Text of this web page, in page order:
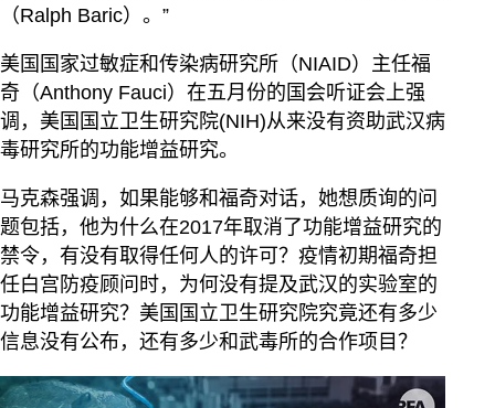
（Ralph Baric）。”
美国国家过敏症和传染病研究所（NIAID）主任福
奇（Anthony Fauci）在五月份的国会听证会上强
调，美国国立卫生研究院(NIH)从来没有资助武汉病
毒研究所的功能增益研究。
马克森强调，如果能够和福奇对话，她想质询的问
题包括，他为什么在2017年取消了功能增益研究的
禁令，有没有取得任何人的许可？疫情初期福奇担
任白宫防疫顾问时，为何没有提及武汉的实验室的
功能增益研究？美国国立卫生研究院究竟还有多少
信息没有公布，还有多少和武毒所的合作项目？